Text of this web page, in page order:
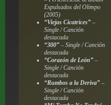
Expulsados del Olimpo
(2005)
“Viejas Cicatrices”–
Single / Canción
destacada
“300”– Single / Canción
destacada
“Corazón de León”–
Single / Canción
destacada
“Rumbos a la Deriva”–
Single / Canción
destacada